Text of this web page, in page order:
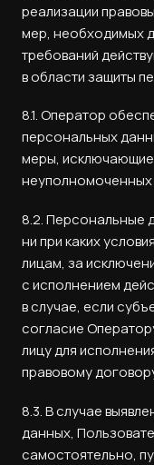
реализации
мер, необходимых
требований
в области защиты
8.1. Оператор
персональных
меры,
неуполномоченных
8.2. Персональные
ни при каких
лицам, за
с исполнением
в случае, если
согласие
лицу для
правовому
8.3. В случае
данных,
самостоятельно,